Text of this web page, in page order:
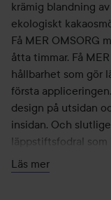
krämig blandning
ekologiskt
Få MER OMSORG
åtta timmar. Få
hållbarhet som gör
första
design på utsidan
insidan. Och
läppstiftsfodral som
Det ikoniska matta
ha uppgraderats,
Läs mer